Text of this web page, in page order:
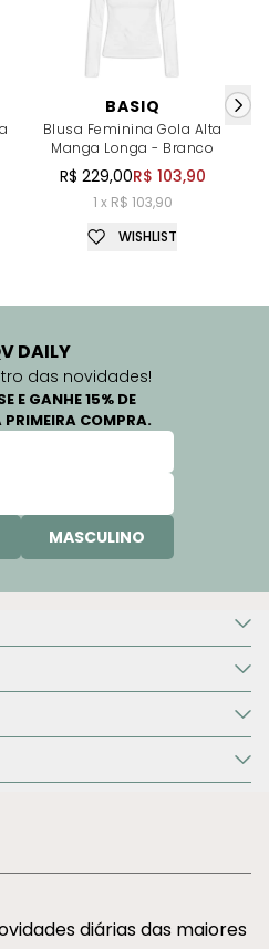
BASIQ
Blusa Feminina Gola Alta
Manga Longa - Branco
R$ 229,00R$ 103,90
1 x R$ 103,90
WISHLIST
DAILY
das novidades!
E GANHE 15% DE
COMPRA.
MASCULINO
diárias das maiores